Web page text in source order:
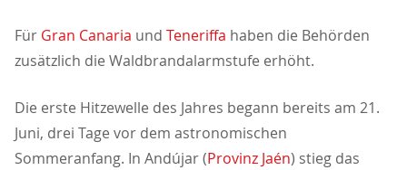
Für Gran Canaria und Teneriffa haben die Behörden
zusätzlich die Waldbrandalarmstufe erhöht.
Die erste Hitzewelle des Jahres begann bereits am 21.
Juni, drei Tage vor dem astronomischen
Sommeranfang. In Andújar (Provinz Jaén) stieg das